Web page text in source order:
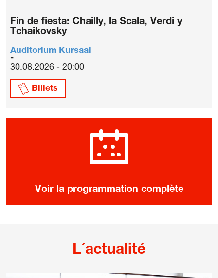
Fin de fiesta: Chailly, la Scala, Verdi y
Tchaikovsky
Auditorium Kursaal
30.08.2026 - 20:00
Billets
Voir la programmation complète
L´actualité